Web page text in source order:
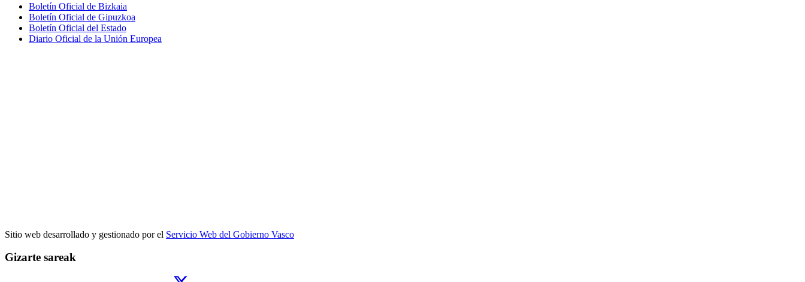
Boletín Oficial de Bizkaia
Boletín Oficial de Gipuzkoa
Boletín Oficial del Estado
Diario Oficial de la Unión Europea
Sitio web desarrollado y gestionado por el Servicio Web del Gobierno Vasco
Gizarte sareak